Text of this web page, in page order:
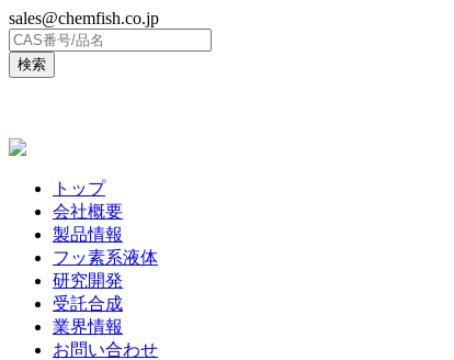
sales@chemfish.co.jp
トップ
会社概要
製品情報
フッ素系液体
研究開発
受託合成
業界情報
お問い合わせ